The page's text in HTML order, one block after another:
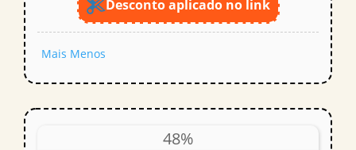
Desconto aplicado no link
Mais Menos
48%